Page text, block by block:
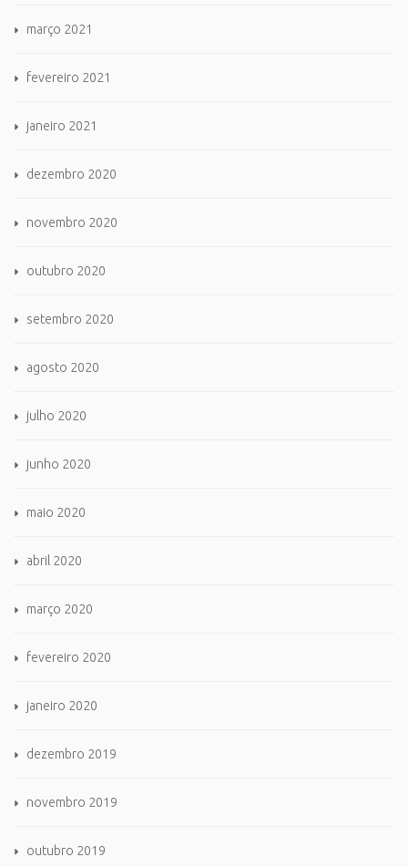
março 2021
fevereiro 2021
janeiro 2021
dezembro 2020
novembro 2020
outubro 2020
setembro 2020
agosto 2020
julho 2020
junho 2020
maio 2020
abril 2020
março 2020
fevereiro 2020
janeiro 2020
dezembro 2019
novembro 2019
outubro 2019